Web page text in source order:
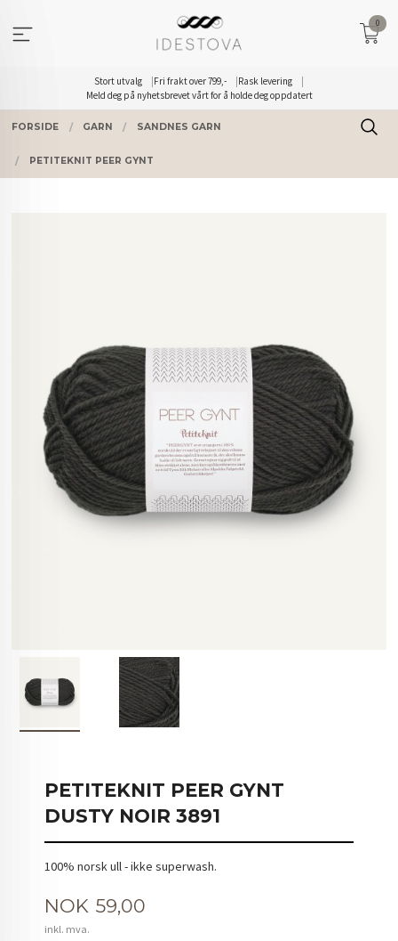
innholdet
Stort utvalg Fri frakt over 799,-
Rask levering
Meld deg på nyhetsbrevet vårt for å holde deg oppdatert
0
FORSIDE GARN SANDNES GARN
PETITEKNIT PEER GYNT
PETITEKNIT PEER GYNT
DUSTY NOIR 3891
100% norsk ull - ikke superwash.
Pris
NOK 59,00
inkl. mva.